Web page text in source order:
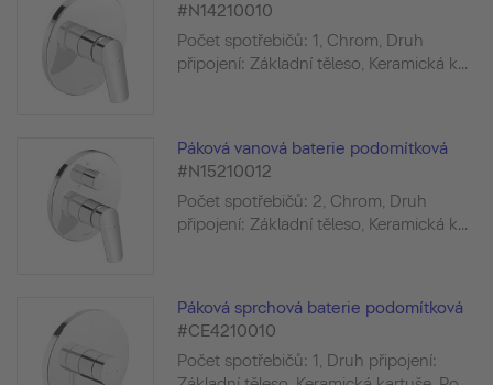
#N14210010
Počet spotřebičů: 1, Chrom, Druh
připojení: Základní těleso, Keramická k...
Páková vanová baterie podomítková
#N15210012
Počet spotřebičů: 2, Chrom, Druh
připojení: Základní těleso, Keramická k...
Páková sprchová baterie podomítková
#CE4210010
Počet spotřebičů: 1, Druh připojení: